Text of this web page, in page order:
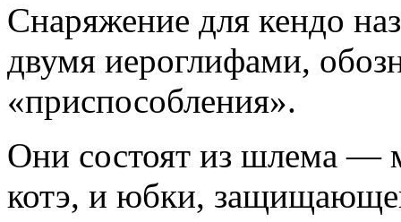
Снаряжение для кендо
двумя иероглифами,
«приспособления».
Они состоят из шлема —
котэ, и юбки,